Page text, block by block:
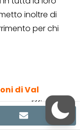
inoltre di
per chi
di Val
una difficoltà
metri diemail